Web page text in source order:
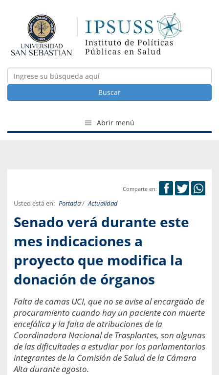
Buscar
Abrir menú
Comparte en:
Usted está en: Portada/ Actualidad
Senado verá durante este
mes indicaciones a
proyecto que modifica la
donación de órganos
Falta de camas UCI, que no se avise al encargado de
procuramiento cuando hay un paciente con muerte
encefálica y la falta de atribuciones de la
Coordinadora Nacional de Trasplantes, son algunas
de las dificultades a estudiar por los parlamentarios
integrantes de la Comisión de Salud de la Cámara
Alta durante agosto.